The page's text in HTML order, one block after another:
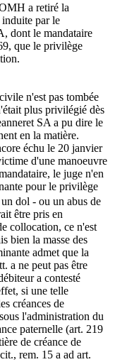
a retiré la
par le
dont le mandataire
que le privilège
n'est pas tombée
plus privilégié dès
SA a pu dire le
en la matière.
échu le 20 janvier
d'une manoeuvre
le juge n'en
pour le privilège
dol - ou un abus de
être pris en
collocation, ce n'est
bien la masse des
admet que la
a ne peut pas être
a contesté
si une telle
créances de
l'administration du
paternelle (art. 219
de créance de
rem. 15 a ad art.